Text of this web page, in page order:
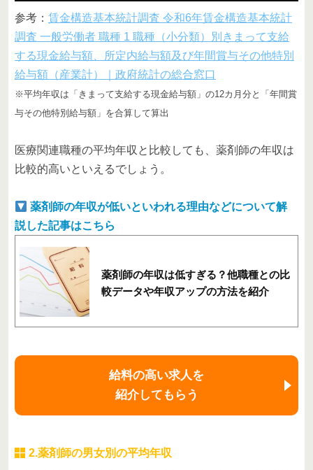
参考： 賃金構造基本統計調査 令和6年賃金構造基本統計
調査 一般労働者 職種 1 職種（小分類）別きまって支給
する現金給与額、所定内給与額及び年間賞与その他特別
給与額（産業計）｜政府統計の総合窓口
※平均年収は「きまって支給する現金給与額」の12カ月分と「年間賞
与その他特別給与額」を合算して算出
医療関連職種の平均年収と比較しても、薬剤師の年収は
比較的高いといえるでしょう。
薬剤師の年収が低いといわれる理由などについて解
説した記事はこちら
薬剤師の年収は低すぎる？他職種との比
較データや年収アップの方法を紹介
給料の高い求人を
紹介してもらう
2.薬剤師の男女別の平均年収